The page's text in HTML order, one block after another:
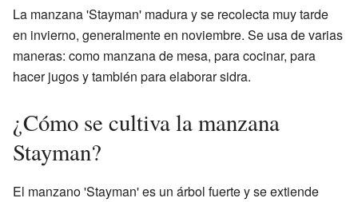
La manzana 'Stayman' madura y se recolecta muy tarde
en invierno, generalmente en noviembre. Se usa de varias
maneras: como manzana de mesa, para cocinar, para
hacer jugos y también para elaborar sidra.
¿Cómo se cultiva la manzana
Stayman?
El manzano 'Stayman' es un árbol fuerte y se extiende